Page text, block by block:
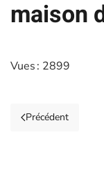
maison
Vues : 2899
Précédent